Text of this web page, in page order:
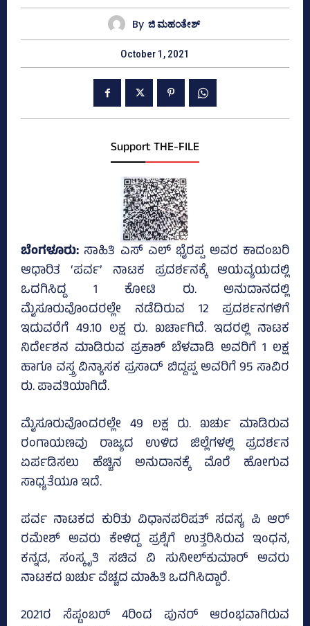
By ಜಿ ಮಹಂತೇಶ್
October 1, 2021
Support THE-FILE
ಬೆಂಗಳೂರು: ಸಾಹಿತಿ ಎಸ್‌ ಎಲ್‌ ಭೈರಪ್ಪ ಅವರ ಕಾದಂಬರಿ
ಆಧಾರಿತ ‘ಪರ್ವ’ ನಾಟಕ ಪ್ರದರ್ಶನಕ್ಕೆ ಆಯವ್ಯಯದಲ್ಲಿ
ಒದಗಿಸಿದ್ದ 1 ಕೋಟಿ ರು. ಅನುದಾನದಲ್ಲಿ
ಮೈಸೂರುವೊಂದರಲ್ಲೇ ನಡೆದಿರುವ 12 ಪ್ರದರ್ಶನಗಳಿಗೆ
ಇದುವರೆಗೆ 49.10 ಲಕ್ಷ ರು. ಖರ್ಚಾಗಿದೆ. ಇದರಲ್ಲಿ ನಾಟಕ
ನಿರ್ದೇಶನ ಮಾಡಿರುವ ಪ್ರಕಾಶ್‌ ಬೆಳವಾಡಿ ಅವರಿಗೆ 1 ಲಕ್ಷ
ಹಾಗೂ ವಸ್ತ್ರ ವಿನ್ಯಾಸಕ ಪ್ರಸಾದ್‌ ಬಿದ್ದಪ್ಪ ಅವರಿಗೆ 95 ಸಾವಿರ
ರು. ಪಾವತಿಯಾಗಿದೆ.
ಮೈಸೂರುವೊಂದರಲ್ಲೇ 49 ಲಕ್ಷ ರು. ಖರ್ಚು ಮಾಡಿರುವ
ರಂಗಾಯಣವು ರಾಜ್ಯದ ಉಳಿದ ಜಿಲ್ಲೆಗಳಲ್ಲಿ ಪ್ರದರ್ಶನ
ಏರ್ಪಡಿಸಲು ಹೆಚ್ಚಿನ ಅನುದಾನಕ್ಕೆ ಮೊರೆ ಹೋಗುವ
ಸಾಧ್ಯತೆಯೂ ಇದೆ.
ಪರ್ವ ನಾಟಕದ ಕುರಿತು ವಿಧಾನಪರಿಷತ್‌ ಸದಸ್ಯ ಪಿ ಆರ್‌
ರಮೇಶ್‌ ಅವರು ಕೇಳಿದ್ದ ಪ್ರಶ್ನೆಗೆ ಉತ್ತರಿಸಿರುವ ಇಂಧನ,
ಕನ್ನಡ, ಸಂಸ್ಕೃತಿ ಸಚಿವ ವಿ ಸುನೀಲ್‌ಕುಮಾರ್‌ ಅವರು
ನಾಟಕದ ಖರ್ಚು ವೆಚ್ಚದ ಮಾಹಿತಿ ಒದಗಿಸಿದ್ದಾರೆ.
2021ರ ಸೆಪ್ಟಂಬರ್‌ 4ರಿಂದ ಪುನರ್‌ ಆರಂಭವಾಗಿರುವ